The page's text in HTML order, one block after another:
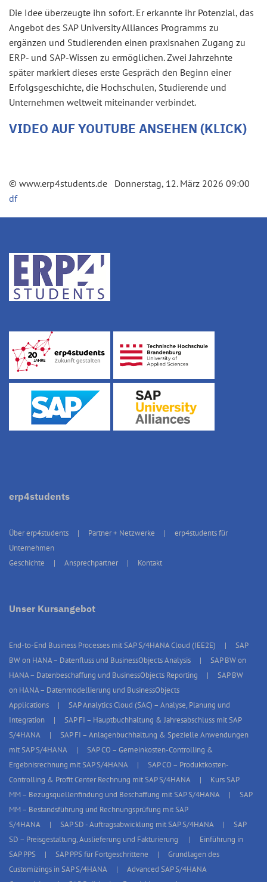
Die Idee überzeugte ihn sofort. Er erkannte ihr Potenzial, das
Angebot des SAP University Alliances Programms zu
ergänzen und Studierenden einen praxisnahen Zugang zu
ERP- und SAP-Wissen zu ermöglichen. Zwei Jahrzehnte
später markiert dieses erste Gespräch den Beginn einer
Erfolgsgeschichte, die Hochschulen, Studierende und
Unternehmen weltweit miteinander verbindet.
VIDEO AUF YOUTUBE ANSEHEN (KLICK)
© www.erp4students.de Donnerstag, 12. März 2026 09:00
df
erp4students
Über erp4students Partner + Netzwerke
erp4students für
Unternehmen
Geschichte
Ansprechpartner Kontakt
Unser Kursangebot
End-to-End Business Processes mit SAP S/4HANA Cloud (IEE2E)
SAP
BW on HANA – Datenfluss und BusinessObjects Analysis
SAP BW on
HANA – Datenbeschaffung und BusinessObjects Reporting
SAP BW
on HANA – Datenmodellierung und BusinessObjects
Applications
SAP Analytics Cloud (SAC) – Analyse, Planung und
Integration
SAP FI – Hauptbuchhaltung & Jahresabschluss mit SAP
S/4HANA
SAP FI – Anlagenbuchhaltung & Spezielle Anwendungen
mit SAP S/4HANA
SAP CO – Gemeinkosten-Controlling &
Ergebnisrechnung mit SAP S/4HANA
SAP CO – Produktkosten-
Controlling & Profit Center Rechnung mit SAP S/4HANA
Kurs SAP
MM – Bezugsquellenfindung und Beschaffung mit SAP S/4HANA
SAP
MM – Bestandsführung und Rechnungsprüfung mit SAP
S/4HANA
SAP SD - Auftragsabwicklung mit SAP S/4HANA
SAP
SD – Preisgestaltung, Auslieferung und Fakturierung
Einführung in
SAP PPS
SAP PPS für Fortgeschrittene
Grundlagen des
Customizings in SAP S/4HANA
Advanced SAP S/4HANA